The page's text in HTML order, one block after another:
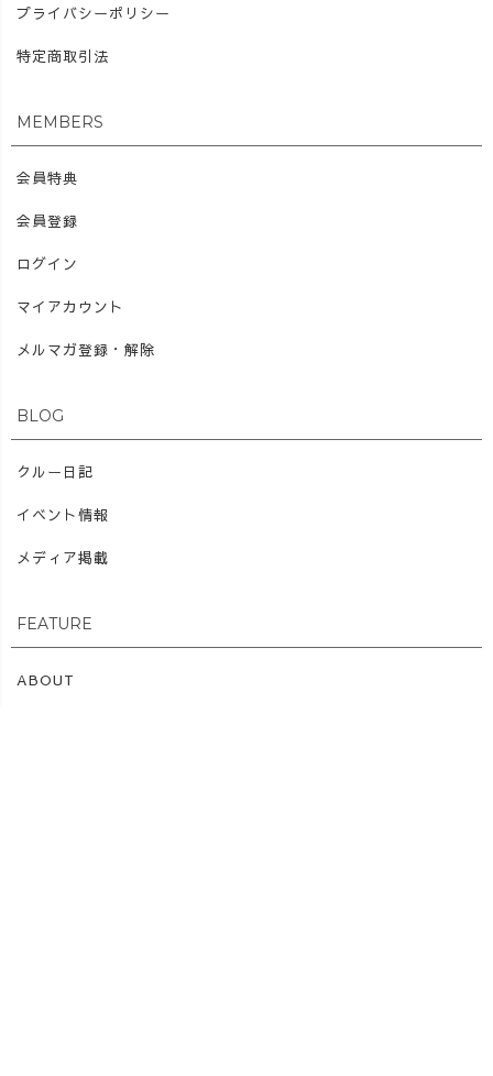
プライバシーポリシー
特定商取引法
MEMBERS
会員特典
会員登録
ログイン
マイアカウント
メルマガ登録・解除
BLOG
クルー日記
イベント情報
メディア掲載
FEATURE
ABOUT